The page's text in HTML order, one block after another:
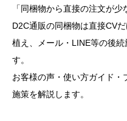
「同梱物から直接の注文が
D2C通販の同梱物は直接CV
植え、メール・LINE等の後
す。
お客様の声・使い方ガイド
施策を解説します。